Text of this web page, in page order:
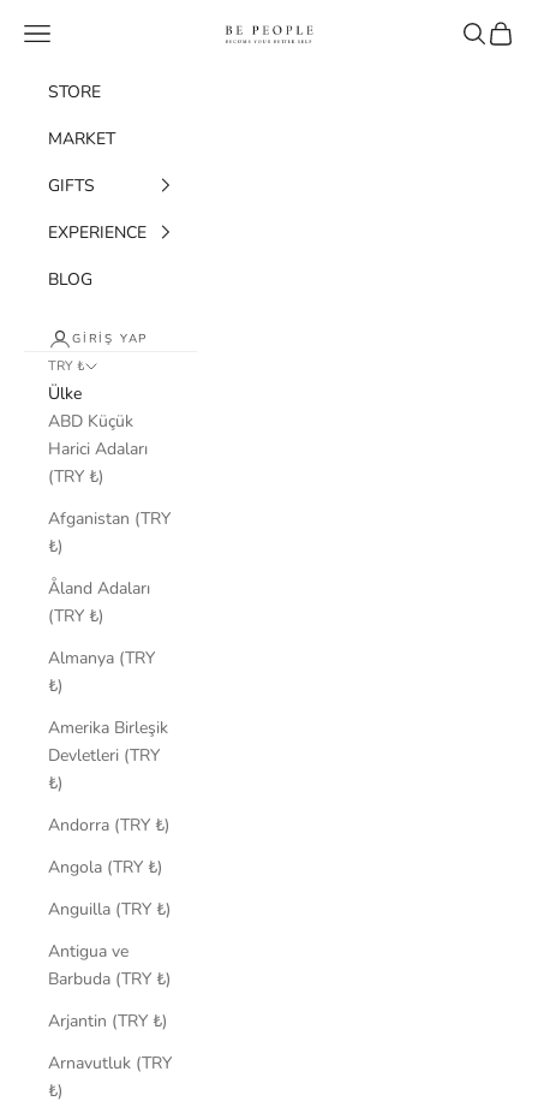
bepeople.co
Menü Ara Sepet
STORE
MARKET
GIFTS
EXPERIENCE
BLOG
GIRIŞ YAP
TRY ₺
Ülke
ABD Küçük
Harici Adaları
(TRY ₺)
Afganistan (TRY
₺)
Åland Adaları
(TRY ₺)
Almanya (TRY
₺)
Amerika Birleşik
Devletleri (TRY
₺)
Andorra (TRY ₺)
Angola (TRY ₺)
Anguilla (TRY ₺)
Antigua ve
Barbuda (TRY ₺)
Arjantin (TRY ₺)
Arnavutluk (TRY
₺)